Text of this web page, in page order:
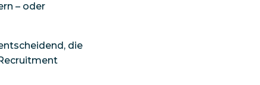
– oder
die